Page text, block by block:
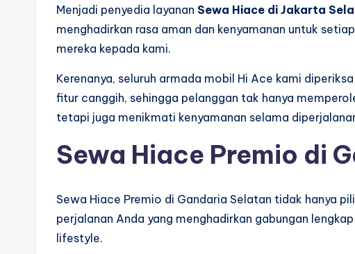
Menjadi penyedia layanan Sewa Hiace di Jakarta
menghadirkan rasa aman dan kenyamanan untuk
mereka kepada kami.
Kerenanya, seluruh armada mobil Hi Ace kami
fitur canggih, sehingga pelanggan tak hanya
tetapi juga menikmati kenyamanan selama
Sewa Hiace Premio di
Sewa Hiace Premio di Gandaria Selatan tidak hanya
perjalanan Anda yang menghadirkan gabungan
lifestyle.